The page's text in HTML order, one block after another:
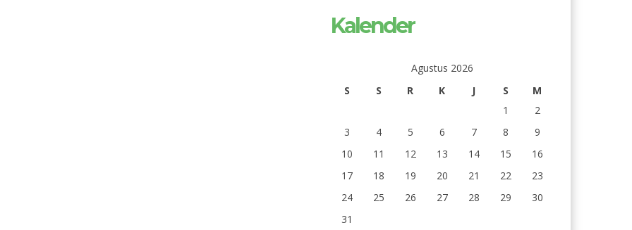
Kalender
Agustus 2026
S
S R K J S
M
1
2
3
4 5 6 7 8
9
10
11 12 13 14 15
16
17
18 19 20 21 22
23
24
25 26 27 28 29
30
31